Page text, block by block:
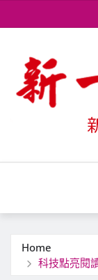
to
Home
科技點亮閱